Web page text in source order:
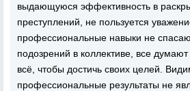
выдающуюся эффективность в
преступлений, не пользуется
профессиональные навыки не
подозрений в коллективе, все думают
всё, чтобы достичь своих целей.
профессиональные результаты не